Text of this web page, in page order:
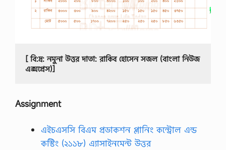
[ বি:দ্র: নমুনা উত্তর দাতা: রাকিব হোসেন সজল (বাংলা নিউজ
এক্সপ্রেস)]
Assignment
এইচএসসি বিএম প্রডাকশন প্লানিং কন্ট্রোল এন্ড
কস্টিং (২১১৮) এ্যাসাইনমেন্ট উত্তর